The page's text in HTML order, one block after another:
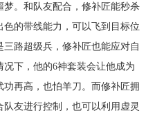
。和队友配合，修补匠能秒杀
的带线能力，可以飞到目标位
路超级兵，修补匠也能应对自
下，他的6神套装会让他成为
再高，也怕羊刀。而修补匠拥
友进行控制，也可以利用虚灵